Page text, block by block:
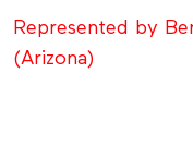
Represented by
(Arizona)